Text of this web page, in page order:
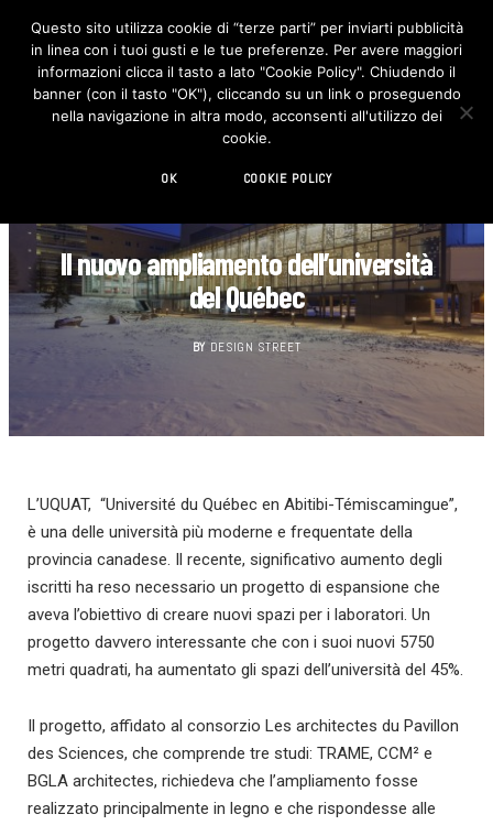
F
c
e
b
o
I
n
s
t
Il nuovo ampliamento dell’università
del Québec
BY DESIGN STREET
L’UQUAT, “Université du Québec en Abitibi-Témiscamingue”,
è una delle università più moderne e frequentate della
provincia canadese. Il recente, significativo aumento degli
iscritti ha reso necessario un progetto di espansione che
aveva l’obiettivo di creare nuovi spazi per i laboratori. Un
progetto davvero interessante che con i suoi nuovi 5750
metri quadrati, ha aumentato gli spazi dell’università del 45%.
Il progetto, affidato al consorzio Les architectes du Pavillon
des Sciences, che comprende tre studi: TRAME, CCM² e
BGLA architectes, richiedeva che l’ampliamento fosse
realizzato principalmente in legno e che rispondesse alle
Questo sito utilizza cookie di “terze parti” per inviarti pubblicità
in linea con i tuoi gusti e le tue preferenze. Per avere maggiori
informazioni clicca il tasto a lato "Cookie Policy". Chiudendo il
banner (con il tasto "OK"), cliccando su un link o proseguendo
nella navigazione in altra modo, acconsenti all'utilizzo dei
cookie.
OK COOKIE POLICY